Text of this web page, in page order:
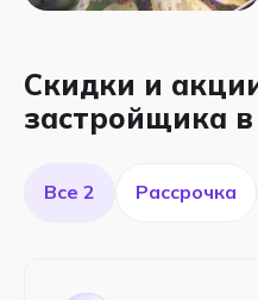
Скидки и
застройщика
Все 2 Рассрочка